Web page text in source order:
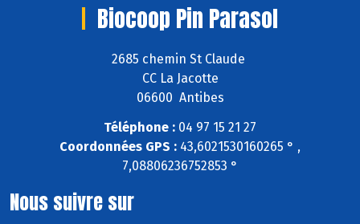
Biocoop Pin Parasol
2685 chemin St Claude
CC La Jacotte
06600 Antibes
Téléphone : 04 97 15 21 27
Coordonnées GPS : 43,6021530160265 ° ,
7,08806236752853 °
Nous suivre sur